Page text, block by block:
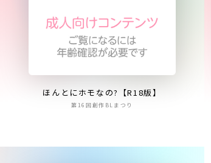
ほんとにホモなの?【R18版】
第16回創作BLまつり